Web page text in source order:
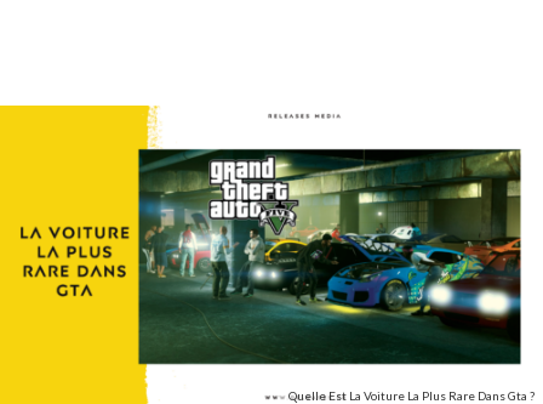
Quelle Est La Voiture La Plus Rare Dans Gta ?